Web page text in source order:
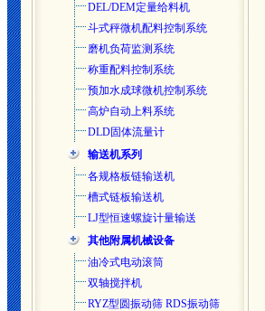
DEL/DEM定量给料机
斗式秤微机配料控制系统
磨机负荷监测系统
称重配料控制系统
预加水成球微机控制系统
高炉自动上料系统
DLD固体流量计
输送机系列
各规格板链输送机
槽式链板输送机
LJ型恒速螺旋计量输送
其他附属机械设备
油冷式电动滚筒
双轴搅拌机
RYZ型圆振动筛 RDS振动筛